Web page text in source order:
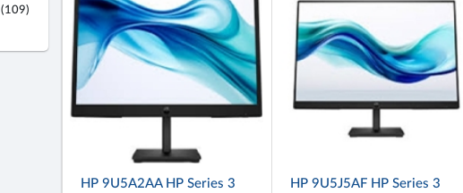
(109)
HP 9U5A2AA HP Series 3
HP 9U5J5AF HP Series 3